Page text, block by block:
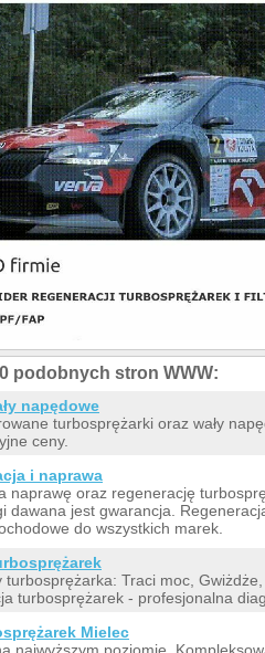
podobnych stron WWW:
napędowe
turbosprężarki oraz wały
ceny.
i naprawa
naprawę oraz regenerację
dawana jest gwarancja.
do wszystkich marek.
turbosprężarka: Traci moc,
turbosprężarek - profesjonalna
Mielec